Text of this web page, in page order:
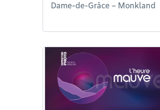
Dame-de-Grâce – Monkland